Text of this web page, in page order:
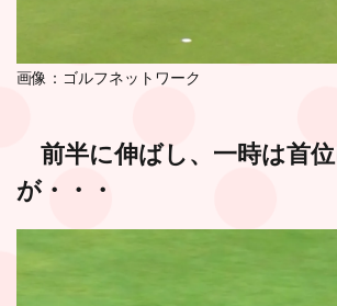
画像：ゴルフネットワーク
前半に伸ばし、一時は首
が・・・